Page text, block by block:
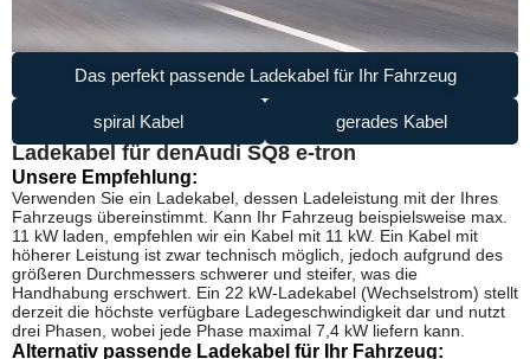
Das perfekt passende Ladekabel für Ihr Fahrzeug
spiral Kabel gerades Kabel
Ladekabel für denAudi SQ8 e-tron
Unsere Empfehlung:
Verwenden Sie ein Ladekabel, dessen Ladeleistung mit der Ihres
Fahrzeugs übereinstimmt. Kann Ihr Fahrzeug beispielsweise max.
11 kW laden, empfehlen wir ein Kabel mit 11 kW. Ein Kabel mit
höherer Leistung ist zwar technisch möglich, jedoch aufgrund des
größeren Durchmessers schwerer und steifer, was die
Handhabung erschwert. Ein 22 kW-Ladekabel (Wechselstrom) stellt
derzeit die höchste verfügbare Ladegeschwindigkeit dar und nutzt
drei Phasen, wobei jede Phase maximal 7,4 kW liefern kann.
Alternativ passende Ladekabel für Ihr Fahrzeug: